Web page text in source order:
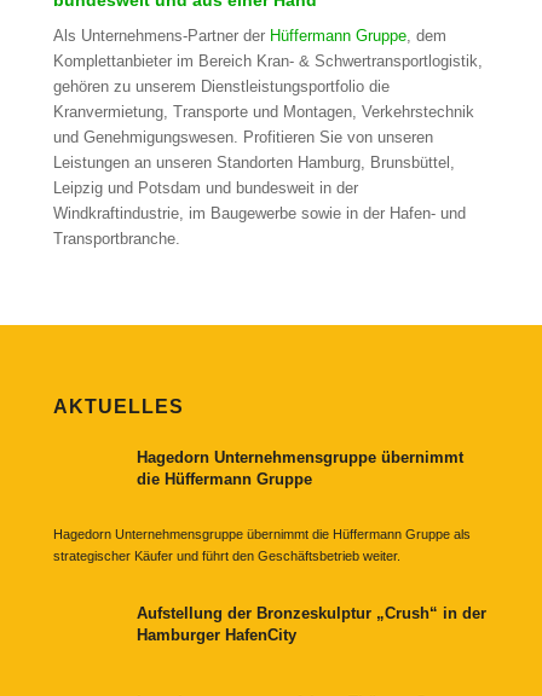
Als Unternehmens-Partner der Hüffermann Gruppe, dem
Komplettanbieter im Bereich Kran- & Schwertransportlogistik,
gehören zu unserem Dienstleistungsportfolio die
Kranvermietung, Transporte und Montagen, Verkehrstechnik
und Genehmigungswesen. Profitieren Sie von unseren
Leistungen an unseren Standorten Hamburg, Brunsbüttel,
Leipzig und Potsdam und bundesweit in der
Windkraftindustrie, im Baugewerbe sowie in der Hafen- und
Transportbranche.
AKTUELLES
Hagedorn Unternehmensgruppe übernimmt
die Hüffermann Gruppe
Hagedorn Unternehmensgruppe übernimmt die Hüffermann Gruppe als
strategischer Käufer und führt den Geschäftsbetrieb weiter.
Aufstellung der Bronzeskulptur „Crush“ in der
Hamburger HafenCity